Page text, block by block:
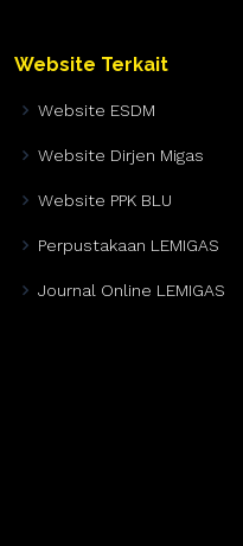
Website Terkait
Website ESDM
Website Dirjen Migas
Website PPK BLU
Perpustakaan LEMIGAS
Journal Online LEMIGAS